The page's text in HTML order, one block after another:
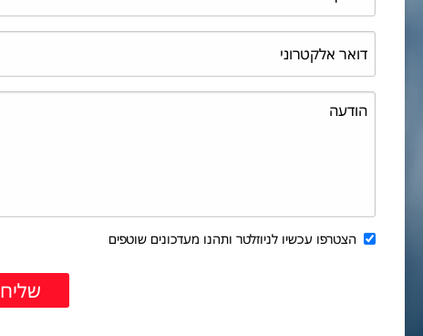
הצטרפו עכשיו לניוזלטר ותהנו מעדכונים שוטפים